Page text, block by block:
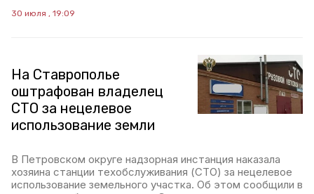
30 июля , 19:09
На Ставрополье
оштрафован владелец
СТО за нецелевое
использование земли
В Петровском округе надзорная инстанция наказала
хозяина станции техобслуживания (СТО) за нецелевое
использование земельного участка. Об этом сообщили в